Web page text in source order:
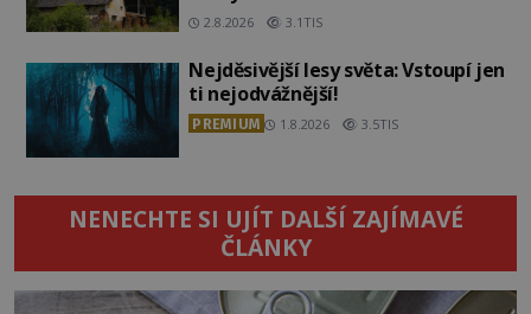
2.8.2026 3.1TIS
Nejděsivější lesy světa: Vstoupí jen
ti nejodvážnější!
PREMIUM 1.8.2026 3.5TIS
NENECHTE SI UJÍT DALŠÍ ZAJÍMAVÉ
ČLÁNKY